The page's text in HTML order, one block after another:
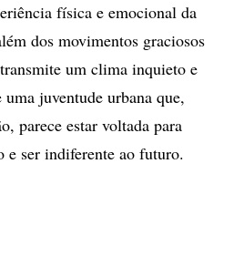
física e emocional da
dos movimentos graciosos
um clima inquieto e
juventude urbana que,
parece estar voltada para
e ser indiferente ao futuro.